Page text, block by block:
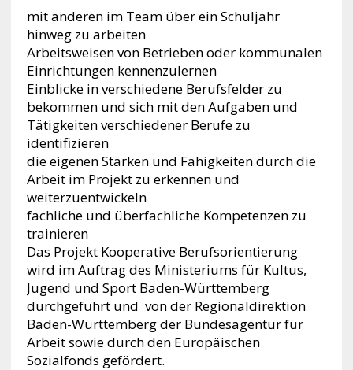
mit anderen im Team über ein Schuljahr
hinweg zu arbeiten
Arbeitsweisen von Betrieben oder kommunalen
Einrichtungen kennenzulernen
Einblicke in verschiedene Berufsfelder zu
bekommen und sich mit den Aufgaben und
Tätigkeiten verschiedener Berufe zu
identifizieren
die eigenen Stärken und Fähigkeiten durch die
Arbeit im Projekt zu erkennen und
weiterzuentwickeln
fachliche und überfachliche Kompetenzen zu
trainieren
Das Projekt Kooperative Berufsorientierung
wird im Auftrag des Ministeriums für Kultus,
Jugend und Sport Baden-Württemberg
durchgeführt und von der Regionaldirektion
Baden-Württemberg der Bundesagentur für
Arbeit sowie durch den Europäischen
Sozialfonds gefördert.